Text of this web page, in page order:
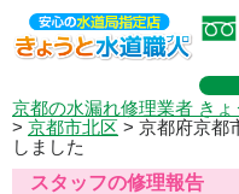
京都の水漏れ修理業者 きょ
> 京都市北区 > 京都府京都
しました
スタッフの修理報告